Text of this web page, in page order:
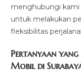
menghubungi kami
untuk melakukan
fleksibilitas
Pertanyaan
Mobil di